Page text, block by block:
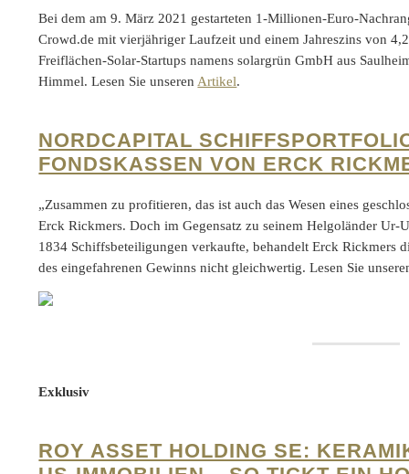
Bei dem am 9. März 2021 gestarteten 1-Millionen-Euro-
Crowd.de mit vierjähriger Laufzeit und einem Jahreszins von
Freiflächen-Solar-Startups namens solargrün GmbH aus
Himmel. Lesen Sie unseren Artikel.
NORDCAPITAL
FONDSKASSEN VON ERCK
„Zusammen zu profitieren, das ist auch das Wesen eines
Erck Rickmers. Doch im Gegensatz zu seinem Helgoländer Ur-
1834 Schiffsbeteiligungen verkaufte, behandelt Erck Rickmers
des eingefahrenen Gewinns nicht gleichwertig. Lesen Sie
Exklusiv
ROY ASSET HOLDING SE: